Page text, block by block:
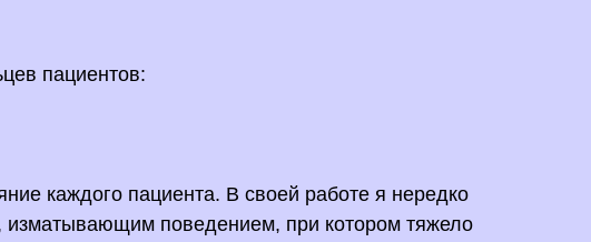
пациентов:
каждого пациента. В своей работе я нередко
изматывающим поведением, при котором тяжело